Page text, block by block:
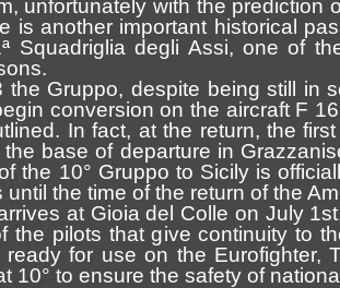
unfortunately with the prediction
is another important historical
Squadriglia degli Assi, one of
the Gruppo, despite being still in
conversion on the aircraft F
In fact, at the return, the
base of departure in
the 10° Gruppo to Sicily is
until the time of the return of the
at Gioia del Colle on July
the pilots that give continuity to
ready for use on the Eurofighter,
10° to ensure the safety of